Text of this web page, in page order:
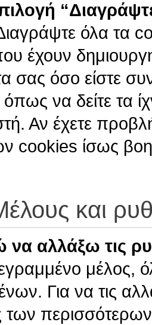
όλα τα
έχουν
σας όσο είστε
όπως να δείτε τα
Αν έχετε
cookies ίσως
και
αλλάξω τις
μέλος,
Για να τις
περισσότερων